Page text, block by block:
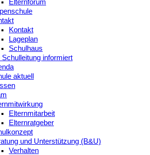
Elternforum
Kontakt
Lageplan
Schulhaus
Schulleitung informiert
aktuell
Elternmitarbeit
Elternratgeber
und Unterstützung (B&U)
Verhalten